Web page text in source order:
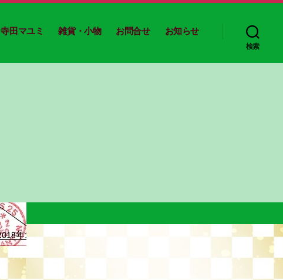
寺田マユミ 雑貨・小物 お問合せ お知らせ
検索